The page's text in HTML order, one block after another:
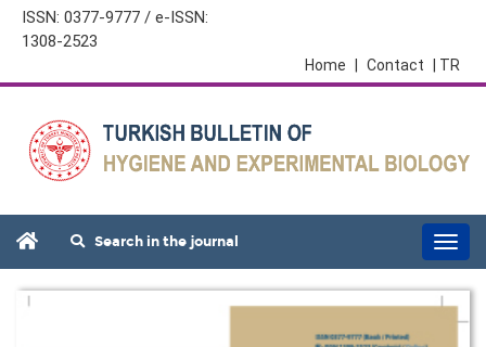
ISSN: 0377-9777 / e-ISSN:
1308-2523
| TR
Contact
Home
Search in the journal